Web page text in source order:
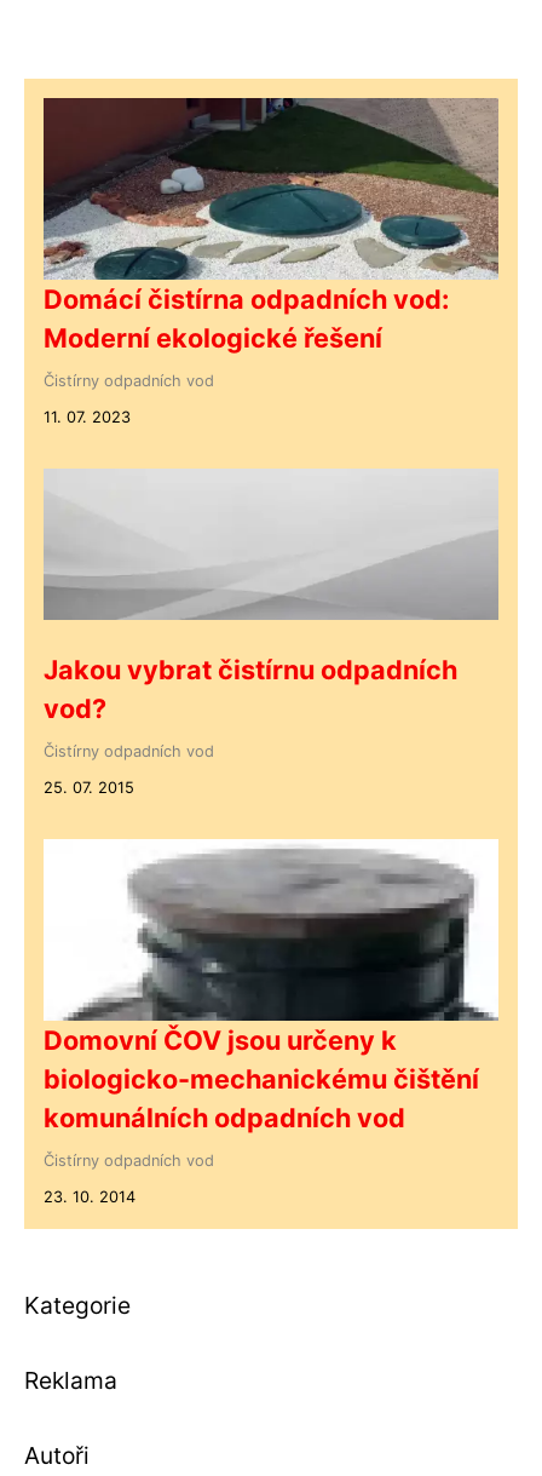
Domácí čistírna odpadních vod:
Moderní ekologické řešení
Čistírny odpadních vod
11. 07. 2023
Jakou vybrat čistírnu odpadních
vod?
Čistírny odpadních vod
25. 07. 2015
Domovní ČOV jsou určeny k
biologicko-mechanickému čištění
komunálních odpadních vod
Čistírny odpadních vod
23. 10. 2014
Kategorie
Reklama
Autoři